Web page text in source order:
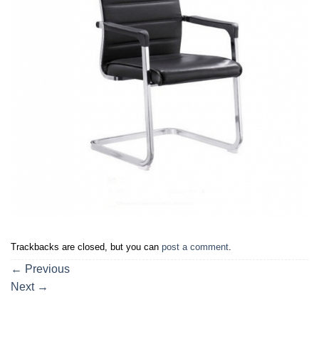
Trackbacks are closed, but you can post a comment
← Previous
Next →